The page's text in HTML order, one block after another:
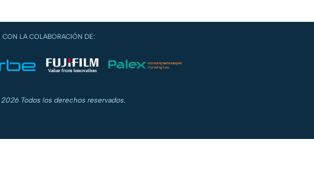
CON LA COLABORACIÓN DE:
2026 Todos los derechos reservados.